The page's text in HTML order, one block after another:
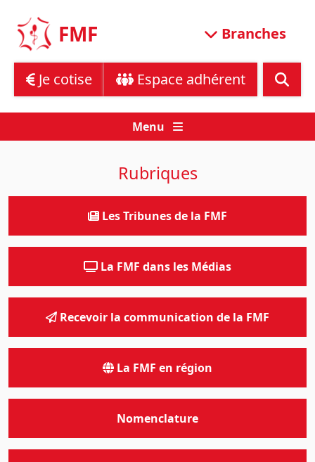
content
FMF Branches
Je cotise Espace adhérent
Menu
Rubriques
Les Tribunes de la FMF
La FMF dans les Médias
Recevoir la communication de la FMF
La FMF en région
Nomenclature